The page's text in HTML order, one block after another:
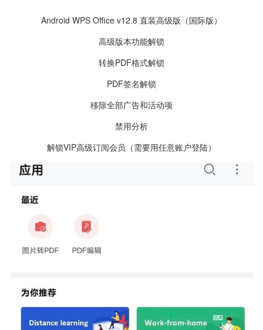
Android WPS Office v12.8 直装高级版（国际版）
高级版本功能解锁
转换PDF格式解锁
PDF签名解锁
移除全部广告和活动项
禁用分析
解锁VIP高级订阅会员（需要用任意账户登陆）